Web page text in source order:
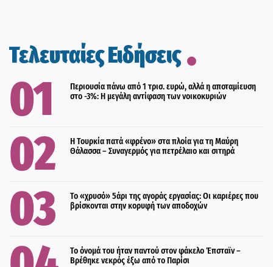
Τελευταίες Ειδήσεις
Περιουσία πάνω από 1 τρισ. ευρώ, αλλά η αποταμίευση
στο -3%: Η μεγάλη αντίφαση των νοικοκυριών
Η Τουρκία πατά «φρένο» στα πλοία για τη Μαύρη
Θάλασσα – Συναγερμός για πετρέλαιο και σιτηρά
Το «χρυσό» 5άρι της αγοράς εργασίας: Οι καριέρες που
βρίσκονται στην κορυφή των αποδοχών
Το όνομά του ήταν παντού στον φάκελο Έπσταϊν –
Βρέθηκε νεκρός έξω από το Παρίσι